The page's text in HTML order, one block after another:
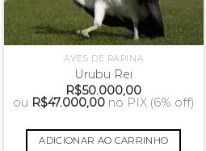
AVES DE RAPINA
Urubu Rei
R$50.000,00
ou R$47.000,00 no PIX (6% off)
ADICIONAR AO CARRINHO